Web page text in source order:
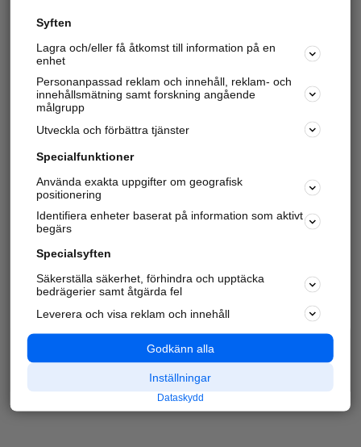
Syften
Lagra och/eller få åtkomst till information på en
enhet
Personanpassad reklam och innehåll, reklam- och
innehållsmätning samt forskning angående
målgrupp
Utveckla och förbättra tjänster
Specialfunktioner
Använda exakta uppgifter om geografisk
positionering
Identifiera enheter baserat på information som aktivt
begärs
Specialsyften
Säkerställa säkerhet, förhindra och upptäcka
bedrägerier samt åtgärda fel
Leverera och visa reklam och innehåll
Godkänn alla
Inställningar
Dataskydd